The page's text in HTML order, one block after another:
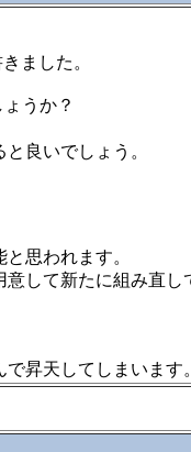
ました。
うか？
良いでしょう。
思われます。
して新たに組み直し
昇天してしまいます。